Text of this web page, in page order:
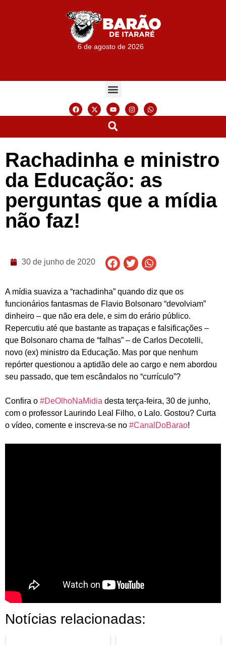
6 de agosto de 2026
Rachadinha e ministro
da Educação: as
perguntas que a mídia
não faz!
30 de junho de 2020
A mídia suaviza a “rachadinha” quando diz que os
funcionários fantasmas de Flavio Bolsonaro “devolviam”
dinheiro – que não era dele, e sim do erário público.
Repercutiu até que bastante as trapaças e falsificações –
que Bolsonaro chama de “falhas” – de Carlos Decotelli,
novo (ex) ministro da Educação. Mas por que nenhum
repórter questionou a aptidão dele ao cargo e nem abordou
seu passado, que tem escândalos no “currículo”?
Confira o #DeOlhoNaMidia desta terça-feira, 30 de junho,
com o professor Laurindo Leal Filho, o Lalo. Gostou? Curta
o vídeo, comente e inscreva-se no #CanalDoBarao!
Notícias relacionadas: